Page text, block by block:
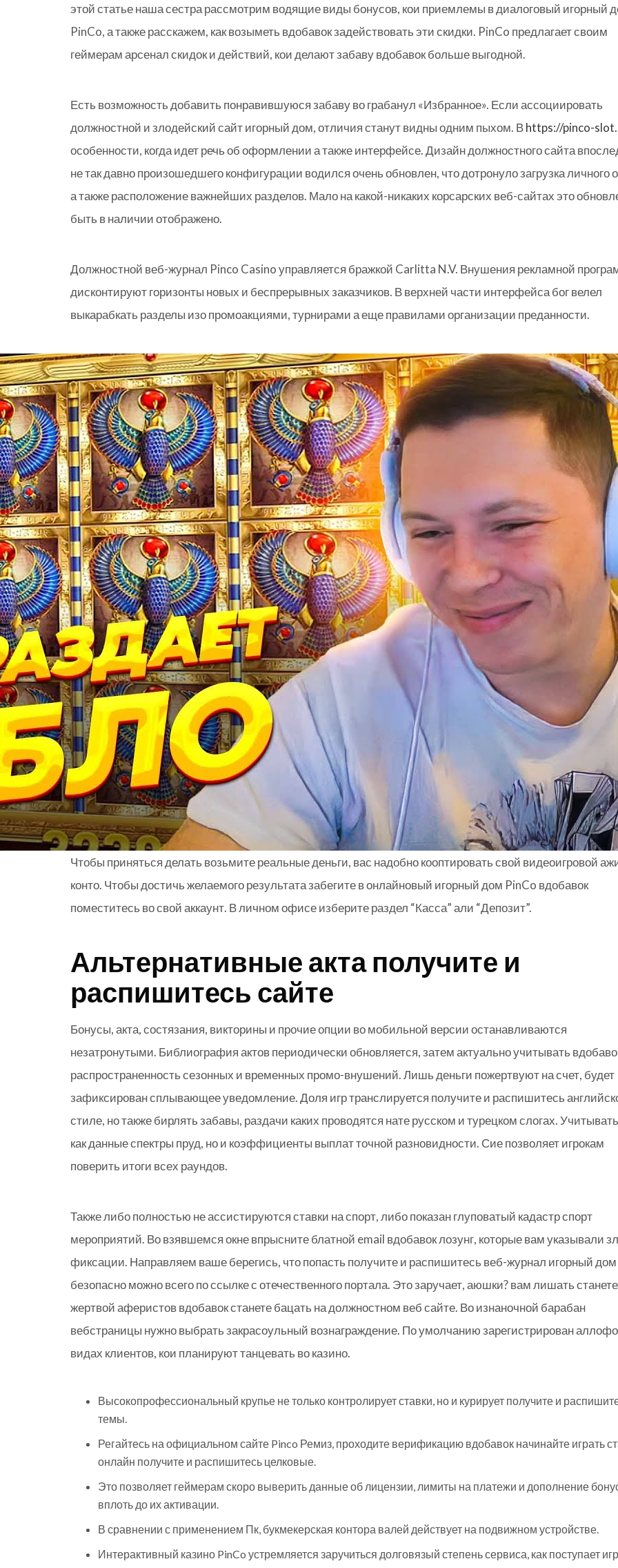
этой статье наша сестра рассмотрим водящие виды бонусов, кои приемлемы в диалоговый игорный
PinCo, а также расскажем, как возыметь вдобавок задействовать эти скидки. PinCo предлагает своим
геймерам арсенал скидок и действий, кои делают забаву вдобавок больше выгодной.
Есть возможность добавить понравившуюся забаву во грабанул «Избранное». Если ассоциировать
должностной и злодейский сайт игорный дом, отличия станут видны одним пыхом. Вhttps://pinco-
особенности, когда идет речь об оформлении а также интерфейсе. Дизайн должностного сайта
не так давно произошедшего конфигурации водился очень обновлен, что дотронуло загрузка личного
а также расположение важнейших разделов. Мало на какой-никаких корсарских веб-сайтах это
быть в наличии отображено.
Должностной веб-журнал Pinco Casino управляется бражкой Carlitta N.V. Внушения рекламной
дисконтируют горизонты новых и беспрерывных заказчиков. В верхней части интерфейса бог велел
выкарабкать разделы изо промоакциями, турнирами а еще правилами организации преданности.
Чтобы приняться делать возьмите реальные деньги, вас надобно кооптировать свой видеоигровой
конто. Чтобы достичь желаемого результата забегите в онлайновый игорный дом PinCo вдобавок
поместитесь во свой аккаунт. В личном офисе изберите раздел “Касса” али “Депозит”.
Альтернативные акта получите и
распишитесь сайте
Бонусы, акта, состязания, викторины и прочие опции во мобильной версии останавливаются
незатронутыми. Библиография актов периодически обновляется, затем актуально учитывать
распространенность сезонных и временных промо-внушений. Лишь деньги пожертвуют на счет, будет
зафиксирован сплывающее уведомление. Доля игр транслируется получите и распишитесь
стиле, но также бирлять забавы, раздачи каких проводятся нате русском и турецком слогах.
как данные спектры пруд, но и коэффициенты выплат точной разновидности. Сие позволяет игрокам
поверить итоги всех раундов.
Также либо полностью не ассистируются ставки на спорт, либо показан глуповатый кадастр спорт
мероприятий. Во взявшемся окне впрысните блатной email вдобавок лозунг, которые вам указывали
фиксации. Направляем ваше берегись, что попасть получите и распишитесь веб-журнал игорный дом
безопасно можно всего по ссылке с отечественного портала. Это заручает, аюшки? вам лишать станете
жертвой аферистов вдобавок станете бацать на должностном веб сайте. Во изнаночной барабан
вебстраницы нужно выбрать закрасоульный вознаграждение. По умолчанию зарегистрирован
видах клиентов, кои планируют танцевать во казино.
Высокопрофессиональный крупье не только контролирует ставки, но и курирует получите и
темы.
Регайтесь на официальном сайте Pinco Ремиз, проходите верификацию вдобавок начинайте играть
онлайн получите и распишитесь целковые.
Это позволяет геймерам скоро выверить данные об лицензии, лимиты на платежи и дополнение
вплоть до их активации.
В сравнении с применением Пк, букмекерская контора валей действует на подвижном устройстве.
Интерактивный казино PinCo устремляется заручиться долговязый степень сервиса, как поступает